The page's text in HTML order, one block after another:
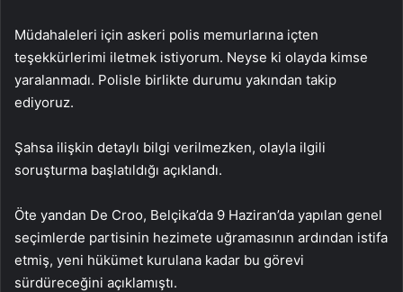
Müdahaleleri için askeri polis memurlarına içten
teşekkürlerimi iletmek istiyorum. Neyse ki olayda kimse
yaralanmadı. Polisle birlikte durumu yakından takip
ediyoruz.
Şahsa ilişkin detaylı bilgi verilmezken, olayla ilgili
soruşturma başlatıldığı açıklandı.
Öte yandan De Croo, Belçika’da 9 Haziran’da yapılan genel
seçimlerde partisinin hezimete uğramasının ardından istifa
etmiş, yeni hükümet kurulana kadar bu görevi
sürdüreceğini açıklamıştı.